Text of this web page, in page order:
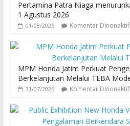
Pertamina Patra Niaga
1 Agustus 2026
01/08/2026 Komentar
MPM Honda Jatim Perkuat
Berkelanjutan Melalui TEBA
31/07/2026 Komentar